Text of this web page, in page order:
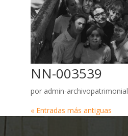
NN-003539
por admin-archivopatrimonial
« Entradas más antiguas